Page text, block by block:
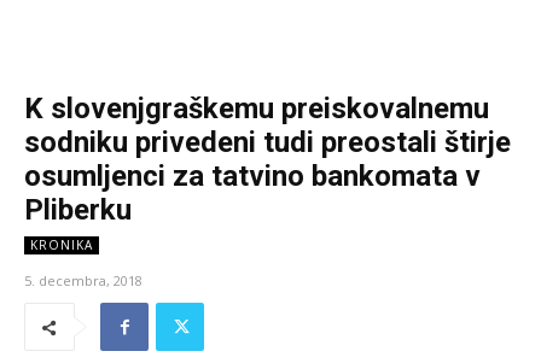
K slovenjgraškemu preiskovalnemu
sodniku privedeni tudi preostali štirje
osumljenci za tatvino bankomata v
Pliberku
KRONIKA
5. decembra, 2018